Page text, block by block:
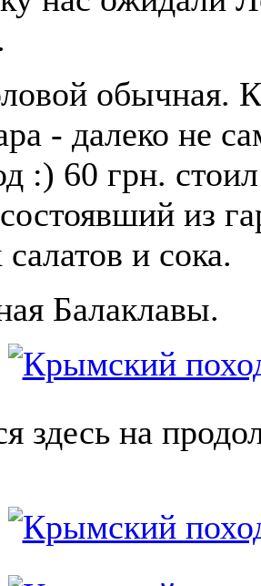
обычная.
- далеко не
:) 60 грн.
из
и сока.
Балаклавы.
здесь на